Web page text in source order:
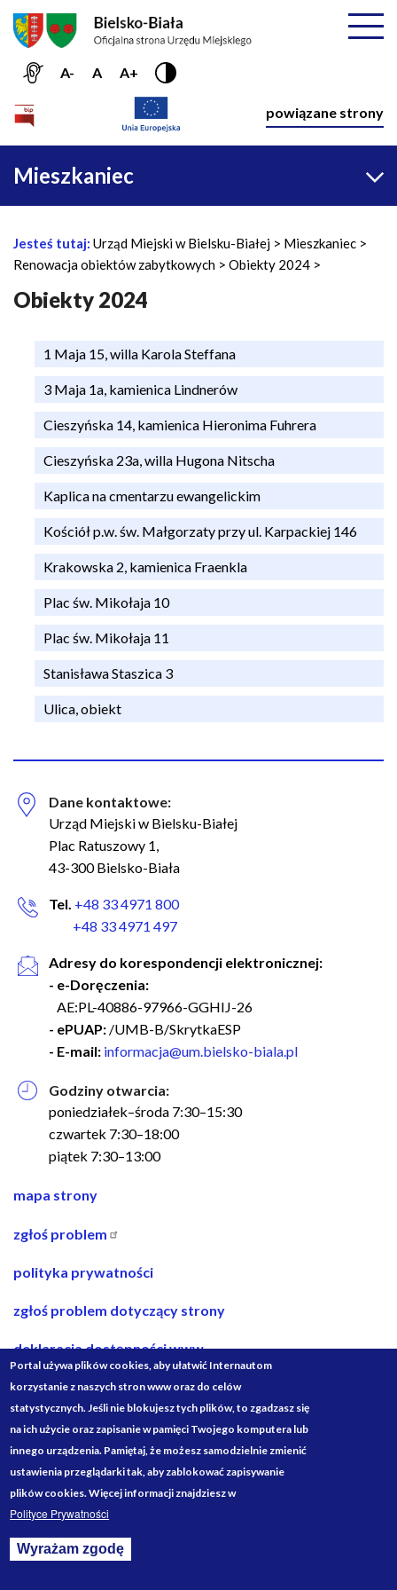
Przejdź do menu głównego
Przejdź do treści
Mapa serwisu
A- A A+
powiązane strony
Główna
nawigacja
Mieszkaniec
Ś
c
i
e
Jesteś tutaj: Urząd Miejski w Bielsku-Białej
Mieszkaniec
Renowacja obiektów zabytkowych
Obiekty 2024
Obiekty 2024
1 Maja 15, willa Karola Steffana
3 Maja 1a, kamienica Lindnerów
Cieszyńska 14, kamienica Hieronima Fuhrera
Cieszyńska 23a, willa Hugona Nitscha
Kaplica na cmentarzu ewangelickim
Kościół p.w. św. Małgorzaty przy ul. Karpackiej 146
Krakowska 2, kamienica Fraenkla
Plac św. Mikołaja 10
Plac św. Mikołaja 11
Stanisława Staszica 3
Ulica, obiekt
Dane kontaktowe:
Urząd Miejski w Bielsku-Białej
Plac Ratuszowy 1,
43-300 Bielsko-Biała
Tel. +48 33 4971 800
+48 33 4971 497
Adresy do korespondencji elektronicznej:
- e-Doręczenia:
AE:PL-40886-97966-GGHIJ-26
- ePUAP: /UMB-B/SkrytkaESP
- E-mail: informacja@um.bielsko-biala.pl
Godziny otwarcia:
poniedziałek–środa 7:30–15:30
czwartek 7:30–18:00
piątek 7:30–13:00
nawigacja
stopce
mapa strony
zgłoś problem
polityka prywatności
zgłoś problem dotyczący strony
deklaracja dostępności www
deklaracja dostępności bip
projekty ze środków budżetu państwa
Społecznościowe
Portal używa plików cookies, aby ułatwić Internautom
korzystanie z naszych stron www oraz do celów
statystycznych. Jeśli nie blokujesz tych plików, to zgadzasz się
na ich użycie oraz zapisanie w pamięci Twojego komputera lub
innego urządzenia. Pamiętaj, że możesz samodzielnie zmienić
ustawienia przeglądarki tak, aby zablokować zapisywanie
plików cookies. Więcej informacji znajdziesz w
Polityce Prywatności
Wyrażam zgodę